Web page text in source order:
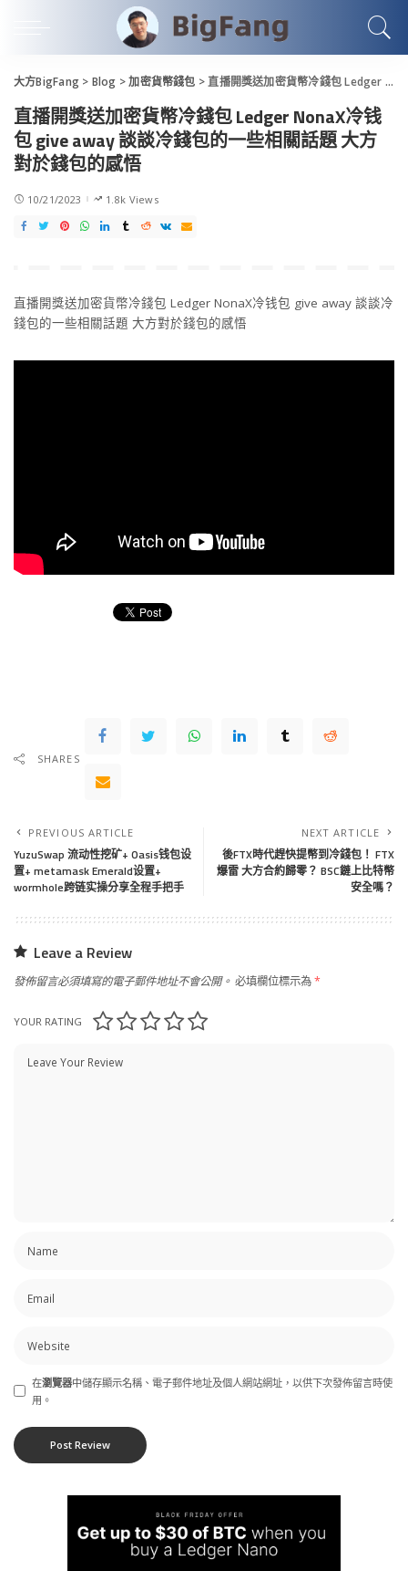
大方BigFang > Blog >加密貨幣錢包 >直播開獎送加密貨幣冷錢包 Ledger NonaX冷钱包 give away 談談冷錢包的一些相關話題 大方對於錢包的感悟
直播開獎送加密貨幣冷錢包 Ledger NonaX冷钱
包 give away 談談冷錢包的一些相關話題 大方
對於錢包的感悟
10/21/2023 1.8k Views
直播開獎送加密貨幣冷錢包 Ledger NonaX冷钱包 give away 談談冷
錢包的一些相關話題 大方對於錢包的感悟
SHARES
PREVIOUS ARTICLE
YuzuSwap 流动性挖矿+ Oasis钱包设
置+ metamask Emerald设置+
wormhole跨链实操分享全程手把手
NEXT ARTICLE
後FTX時代趕快提幣到冷錢包！ FTX
爆雷 大方合約歸零？ BSC鏈上比特幣
安全嗎？
Leave a Review
發佈留言必須填寫的電子郵件地址不會公開。 必填欄位標示為*
YOUR RATING
在瀏覽器中儲存顯示名稱、電子郵件地址及個人網站網址，以供下次發佈留言時使
用。